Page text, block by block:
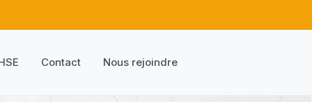
Contact Nous rejoindre